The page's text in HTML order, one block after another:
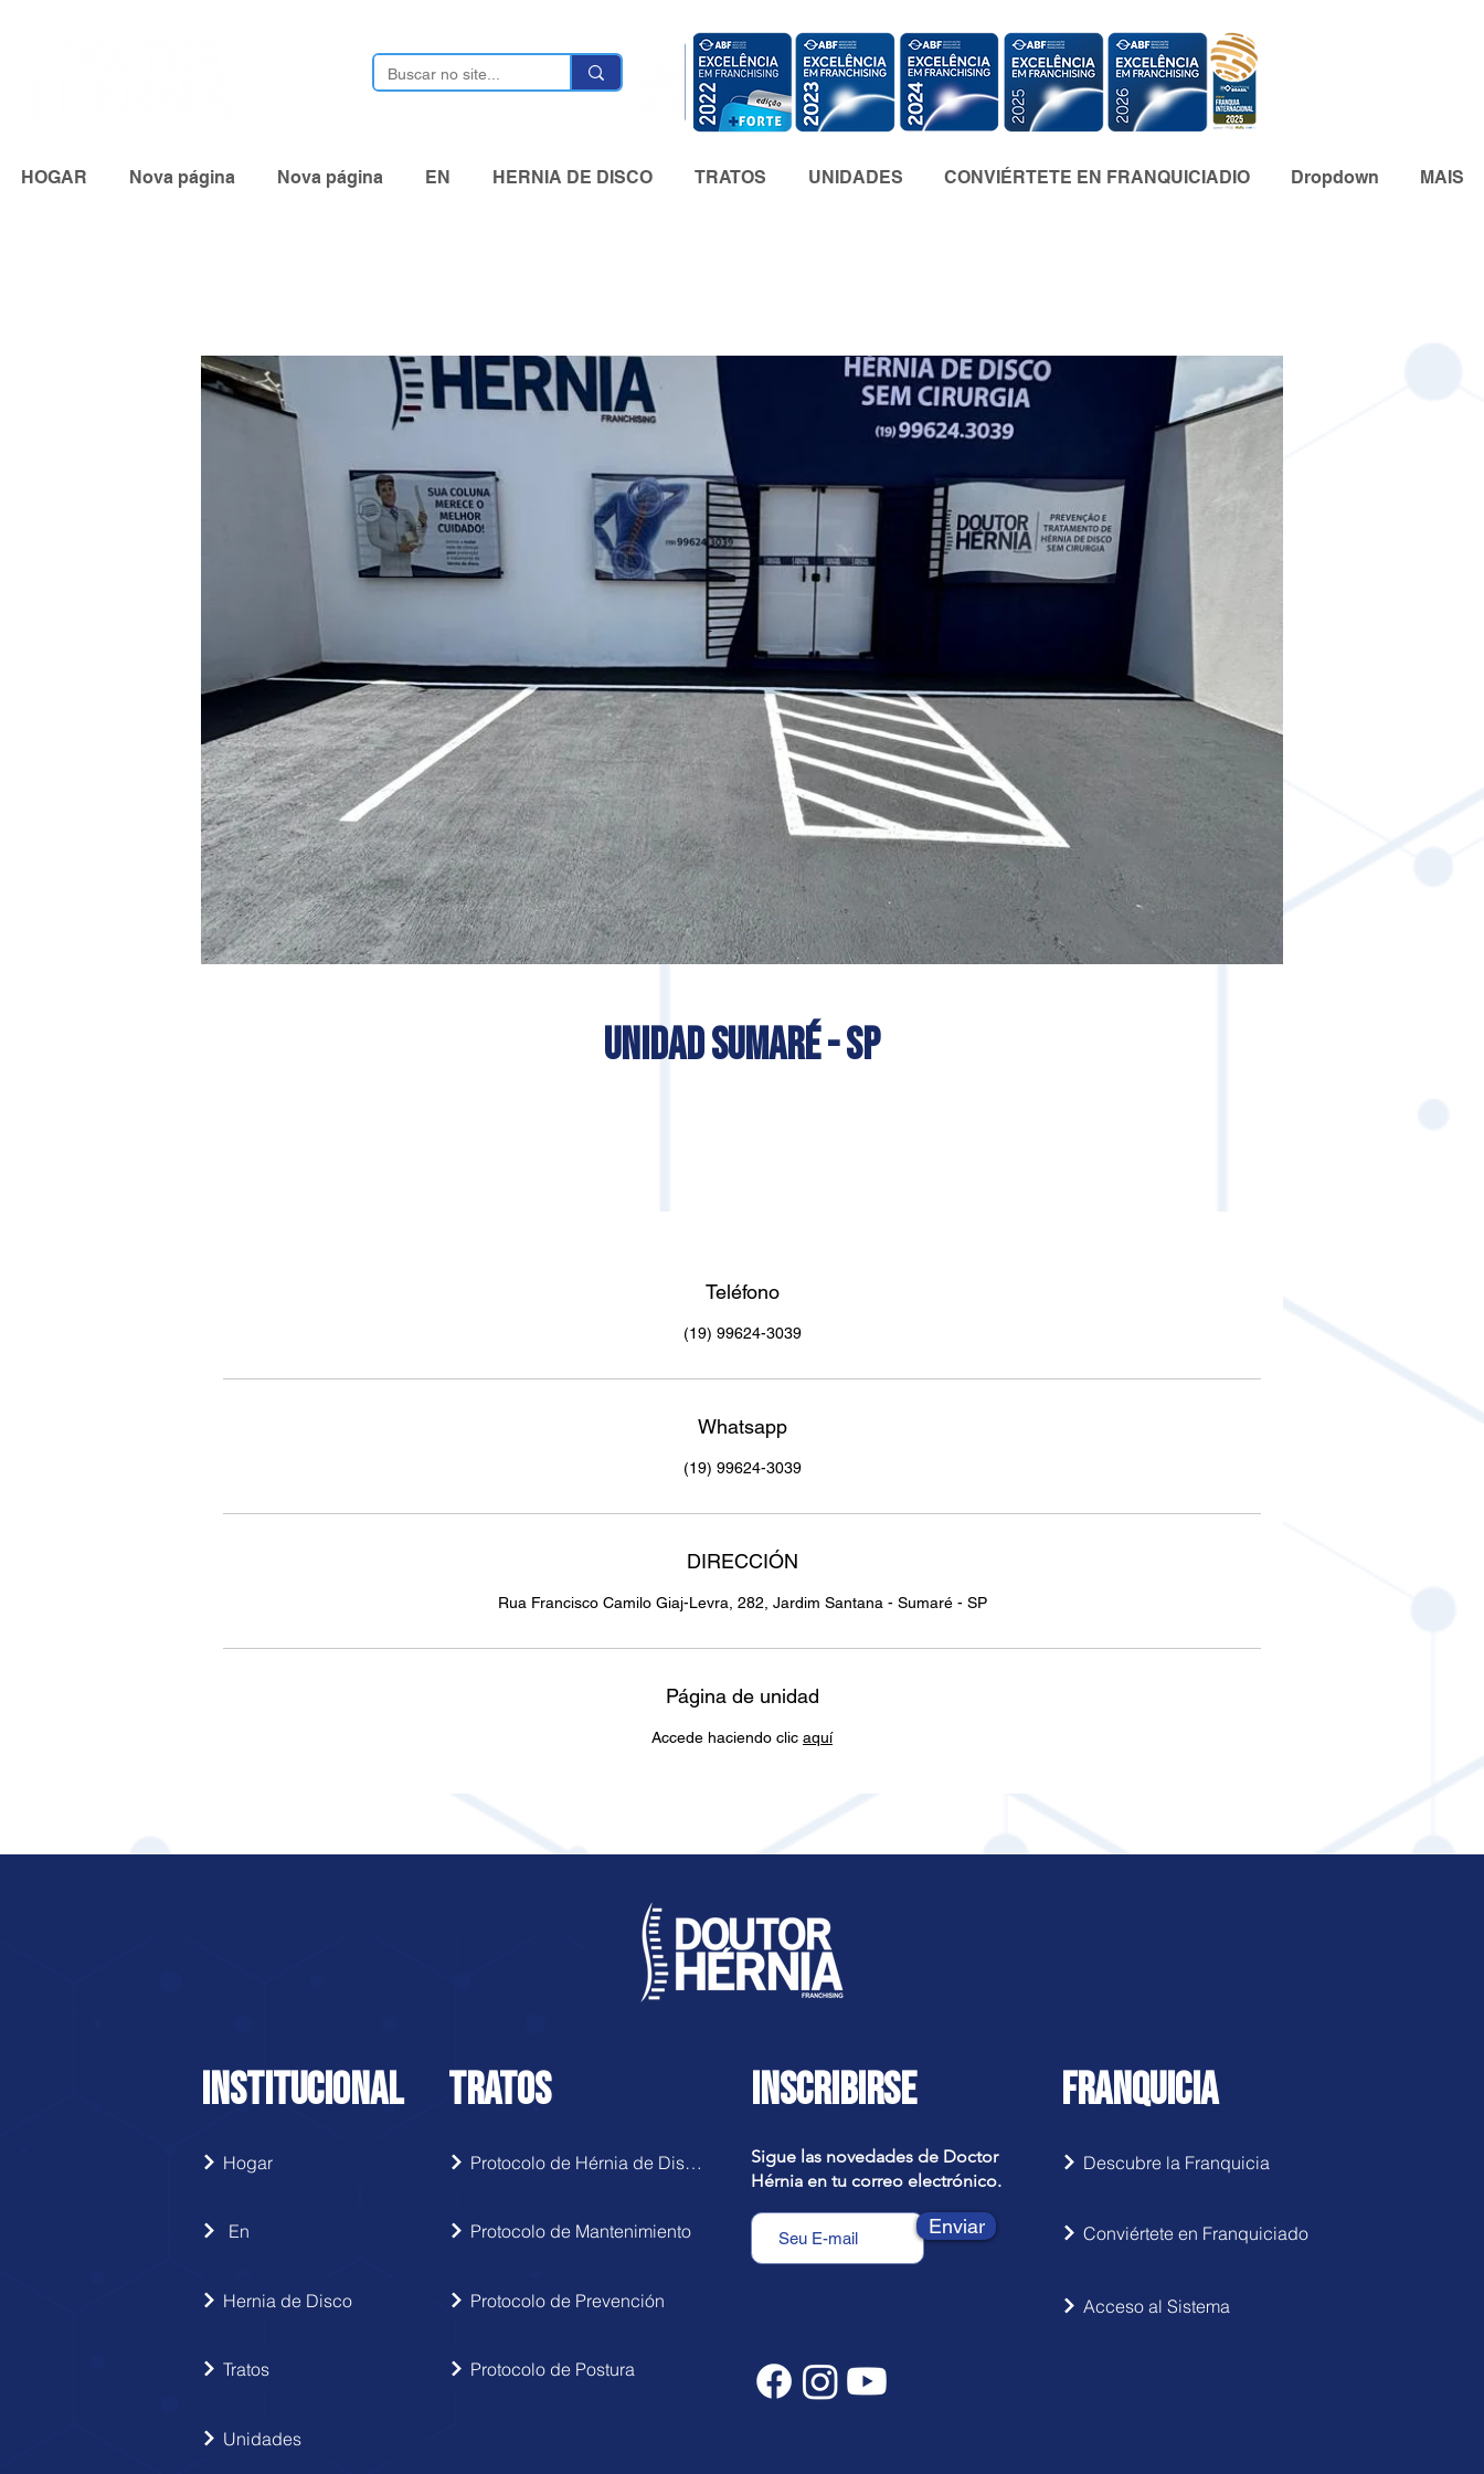
HOGAR Nova página Nova página EN HERNIA DE DISCO TRATOS UNIDADES CONVIÉRTETE EN FRANQUICIADIO Dropdown MAIS
UNIDAD SUMARÉ - SP
Teléfono
(19) 99624-3039
Whatsapp
(19) 99624-3039
DIRECCIÓN
Rua Francisco Camilo Giaj-Levra, 282, Jardim Santana - Sumaré - SP
Página de unidad
Accede haciendo clic aquí
INSTITUCIONAL TRATOS INSCRIBIRSE FRANQUICIA
Hogar
En
Hernia de Disco
Tratos
Unidades
Protocolo de Hérnia de Disco
Protocolo de Mantenimiento
Protocolo de Prevención
Protocolo de Postura
Sigue las novedades de Doctor
Hérnia en tu correo electrónico.
Enviar
Descubre la Franquicia
Conviértete en Franquiciado
Acceso al Sistema